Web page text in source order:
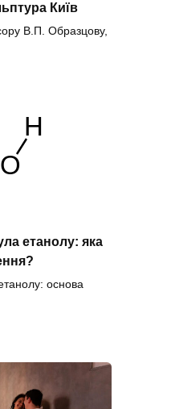
Київ
В.П. Образцову,
етанолу: яка
основа